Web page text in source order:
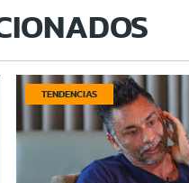
TENDENCIAS